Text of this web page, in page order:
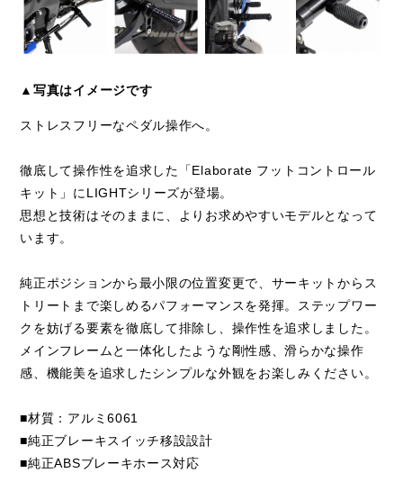
▲写真はイメージです
ストレスフリーなペダル操作へ。
徹底して操作性を追求した「Elaborate フットコントロール
キット」にLIGHTシリーズが登場。
思想と技術はそのままに、よりお求めやすいモデルとなって
います。
純正ポジションから最小限の位置変更で、サーキットからス
トリートまで楽しめるパフォーマンスを発揮。ステップワー
クを妨げる要素を徹底して排除し、操作性を追求しました。
メインフレームと一体化したような剛性感、滑らかな操作
感、機能美を追求したシンプルな外観をお楽しみください。
■材質：アルミ6061
■純正ブレーキスイッチ移設設計
■純正ABSブレーキホース対応